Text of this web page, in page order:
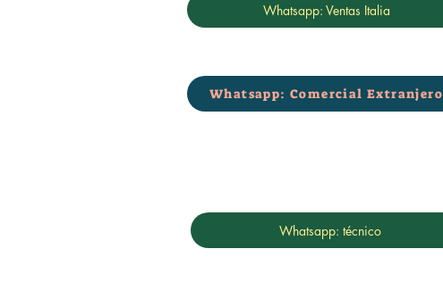
Whatsapp: Ventas Italia
Whatsapp: Comercial Extranjero
Whatsapp: técnico